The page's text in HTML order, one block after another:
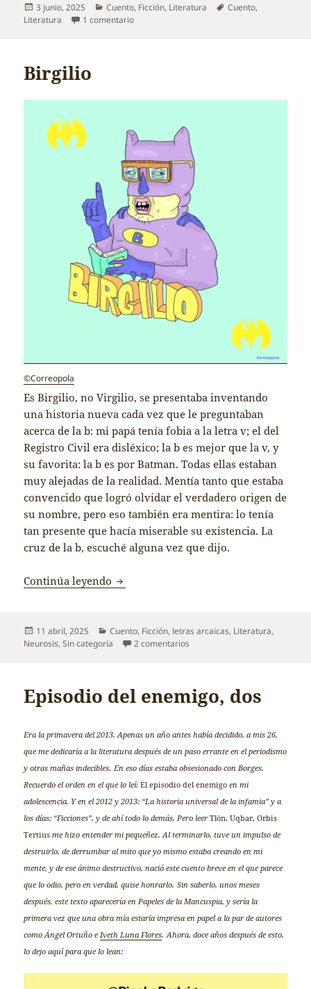
Publicado
el
3 junio, 2025 Categorías
Cuento, Ficción, Literatura Etiquetas
Cuento,
Literatura
1 comentarioen The Pierre
Birgilio
©Correopola
Es Birgilio, no Virgilio, se presentaba inventando
una historia nueva cada vez que le preguntaban
acerca de la b: mi papá tenía fobia a la letra v; el del
Registro Civil era disléxico; la b es mejor que la v, y
su favorita: la b es por Batman. Todas ellas estaban
muy alejadas de la realidad. Mentía tanto que estaba
convencido que logró olvidar el verdadero origen de
su nombre, pero eso también era mentira: lo tenía
tan presente que hacía miserable su existencia. La
cruz de la b, escuché alguna vez que dijo.
Continúa leyendo Birgilio
Publicado
el
11 abril, 2025 Categorías
Cuento, Ficción, letras arcaicas, Literatura,
Neurosis,Sin categoría 2 comentarios
Episodio del enemigo, dos
Era la primavera del 2013. Apenas un año antes había decidido, a mis 26,
que me dedicaría a la literatura después de un paso errante en el periodismo
y otras mañas indecibles. En eso días estaba obsesionado con Borges.
Recuerdo el orden en el que lo leí:El episodio del enemigo en mi
adolescencia. Y en el 2012 y 2013: “La historia universal de la infamia” y a
los días: “Ficciones”, y de ahí todo lo demás. Pero leerTlön, Uqbar, Orbis
Tertius me hizo entender mi pequeñez. Al terminarlo, tuve un impulso de
destruirlo, de derrumbar al mito que yo mismo estaba creando en mi
mente, y de ese ánimo destructivo, nació este cuento breve en el que parece
que lo odio, pero en verdad, quise honrarlo. Sin saberlo, unos meses
después, este texto aparecería en Papeles de la Mancuspia, y sería la
primera vez que una obra mía estaría impresa en papel a la par de autores
como Ángel Ortuño eIveth Luna Flores. Ahora, doce años después de esto,
lo dejo aquí para que lo lean: